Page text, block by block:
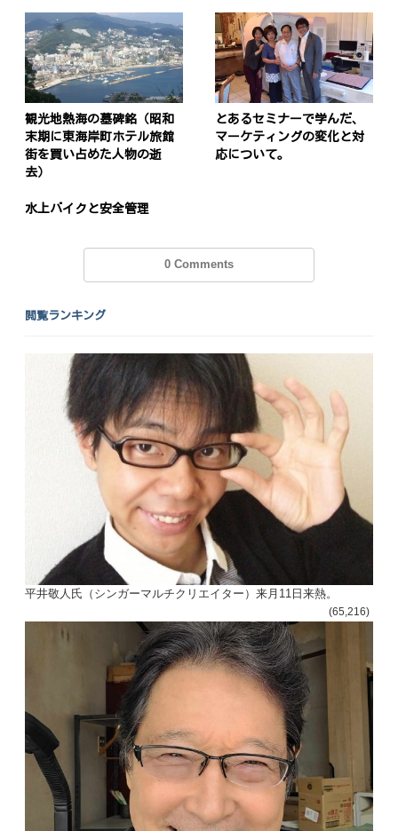
観光地熱海の墓碑銘（昭和
末期に東海岸町ホテル旅館
街を買い占めた人物の逝
去）
とあるセミナーで学んだ、
マーケティングの変化と対
応について。
水上バイクと安全管理
0 Comments
閲覧ランキング
平井敬人氏（シンガーマルチクリエイター）来月11日来熱。
(65,216)